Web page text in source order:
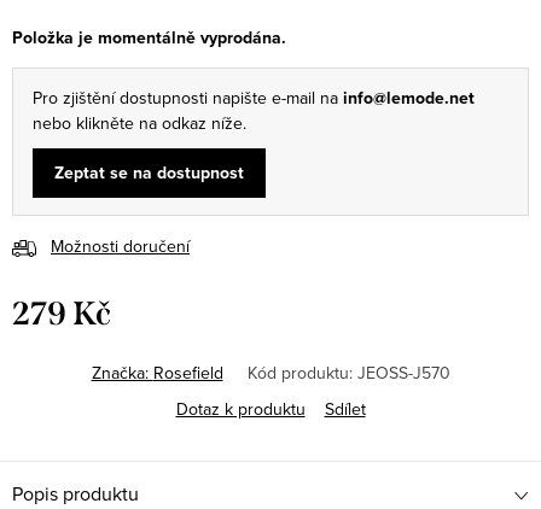
Položka je momentálně vyprodána.
Pro zjištění dostupnosti napište e-mail na info@lemode.net
nebo klikněte na odkaz níže.
Zeptat se na dostupnost
Možnosti doručení
279 Kč
Značka: Rosefield Kód produktu: JEOSS-J570
Dotaz k produktu
Sdílet
Popis produktu